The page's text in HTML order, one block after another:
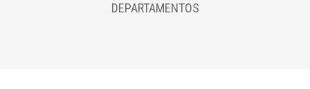
DEPARTAMENTOS